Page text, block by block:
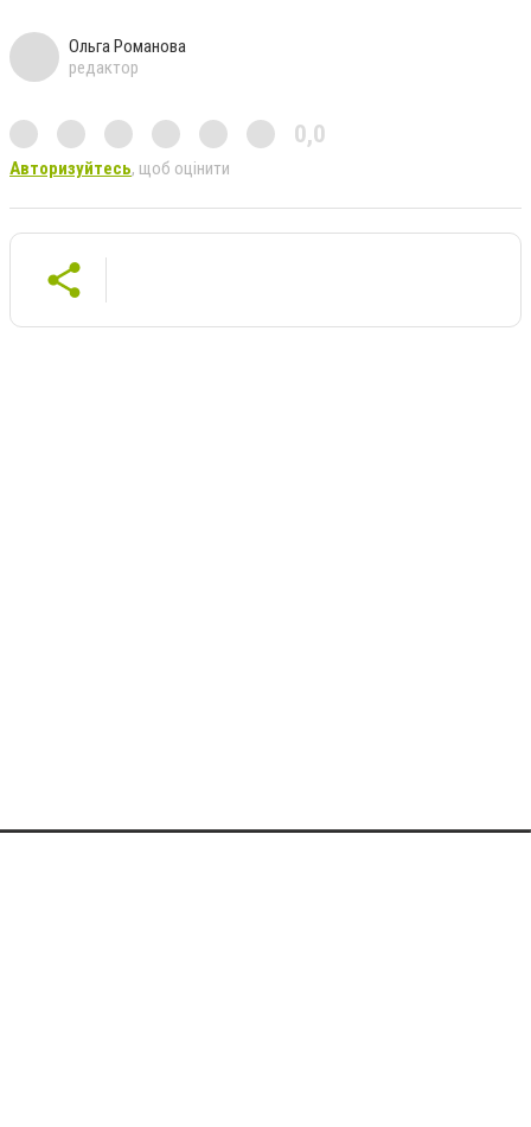
Ольга Романова
редактор
0,0
Авторизуйтесь, щоб оцінити